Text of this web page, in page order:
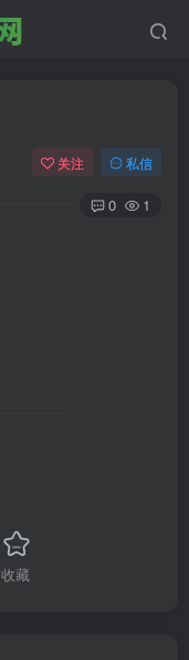
关注 私信
0 1
收藏